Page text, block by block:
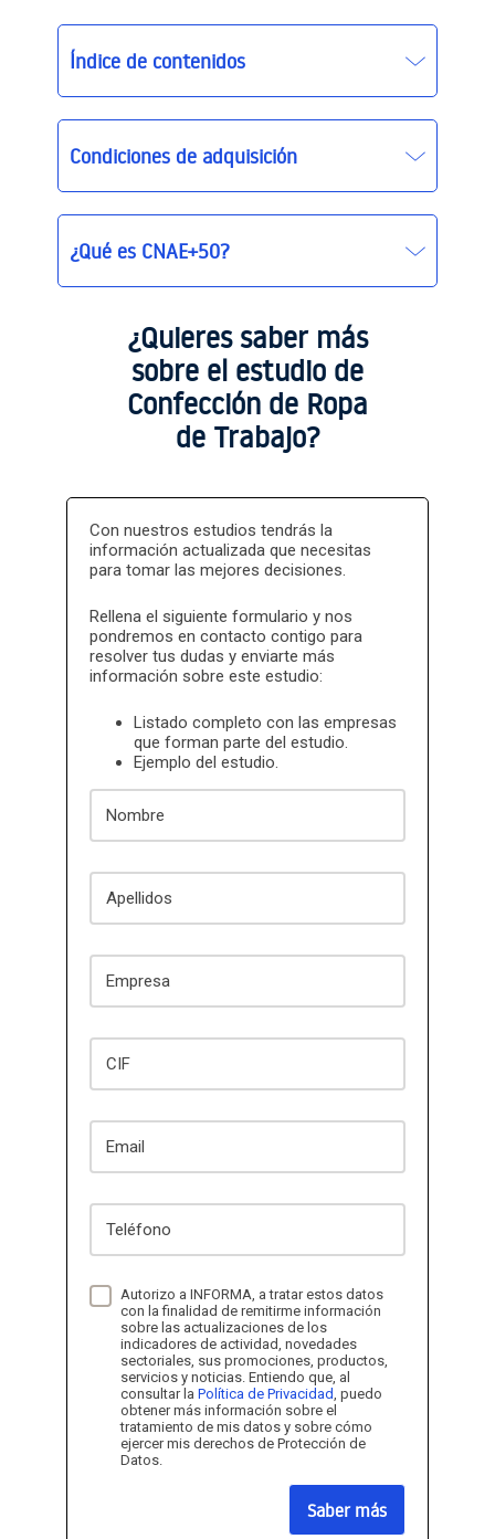
Índice de contenidos
Condiciones de adquisición
¿Qué es CNAE+50?
¿Quieres saber más
sobre el estudio de
Confección de Ropa
de Trabajo?
Con nuestros estudios tendrás la
información actualizada que necesitas
para tomar las mejores decisiones.
Rellena el siguiente formulario y nos
pondremos en contacto contigo para
resolver tus dudas y enviarte más
información sobre este estudio:
Listado completo con las empresas
que forman parte del estudio.
Ejemplo del estudio.
Nombre
Apellidos
Empresa
CIF
Email
Teléfono
Autorizo a INFORMA, a tratar estos datos
con la finalidad de remitirme información
sobre las actualizaciones de los
indicadores de actividad, novedades
sectoriales, sus promociones, productos,
servicios y noticias. Entiendo que, al
consultar la Política de Privacidad, puedo
obtener más información sobre el
tratamiento de mis datos y sobre cómo
ejercer mis derechos de Protección de
Datos.
Saber más